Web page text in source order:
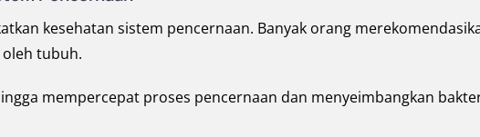
kesehatan sistem pencernaan. Banyak orang
tubuh.
mempercepat proses pencernaan dan menyeimbangkan